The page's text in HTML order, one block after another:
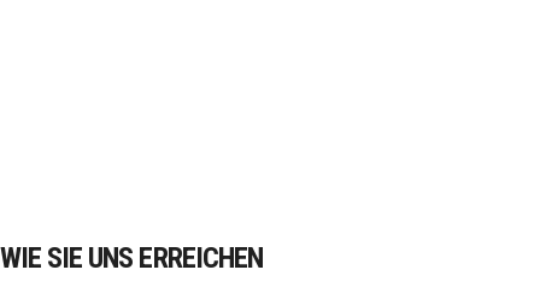
WIE SIE UNS ERREICHEN